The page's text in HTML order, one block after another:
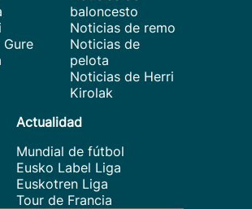
Gure
baloncesto
Noticias de remo
Noticias de
pelota
Noticias de Herri
Kirolak
Actualidad
Mundial de fútbol
Eusko Label Liga
Euskotren Liga
Tour de Francia